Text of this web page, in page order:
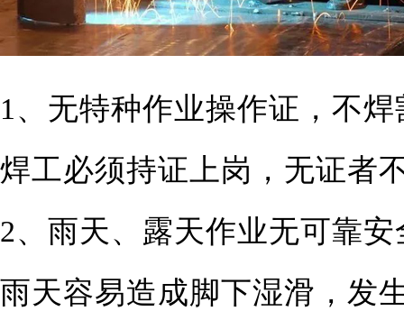
1、无特种作业操作证，不焊
焊工必须持证上岗，无证者
2、雨天、露天作业无可靠
雨天容易造成脚下湿滑，发